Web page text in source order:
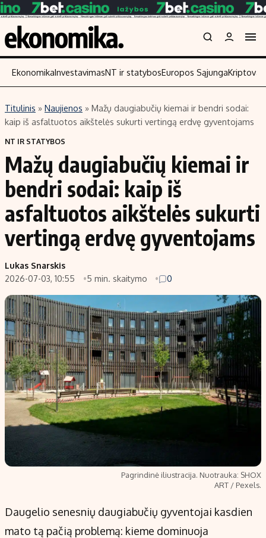
Turinys
Naujienos
Aplinka
Energetika
Ekonomika
Politika
NT ir statybos
Skaitykite
Įmonės
Žemės ūkis
Technologijos
Laisvalaikis
Investavimas
Akcijų rinka
Saulės elektrinės
Kriptovaliutos
Infliacija
Migracija
Nedarbo išmokos skaičiuoklė
Indėliai
Indėlių skaičiuoklė
Būsto finansai
Įdomios naujienos
Apie mus
Turinio žymėjimo taisyklės
EkonomikaInvestavimasNT ir statybosEuropos Sąjunga
Titulinis » Naujienos » Mažų daugiabučių kiemai ir bendri sodai:
kaip iš asfaltuotos aikštelės sukurti vertingą erdvę gyventojams
NT IR STATYBOS
Mažų daugiabučių kiemai ir
bendri sodai: kaip iš
asfaltuotos aikštelės sukurti
vertingą erdvę gyventojams
Lukas Snarskis
2026-07-03, 10:55
5 min. skaitymo 0
Pagrindinė iliustracija. Nuotrauka: SHOX
ART / Pexels.
Daugelio senesnių daugiabučių gyventojai kasdien
mato tą pačią problemą: kieme dominuoja